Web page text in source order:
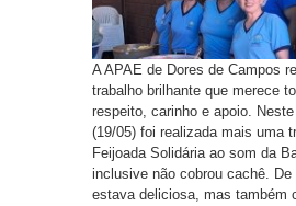
A APAE de Dores de Campos
trabalho brilhante que merece
respeito, carinho e apoio.
(19/05) foi realizada mais uma
Feijoada Solidária ao som da
inclusive não cobrou cachê.
estava deliciosa, mas também